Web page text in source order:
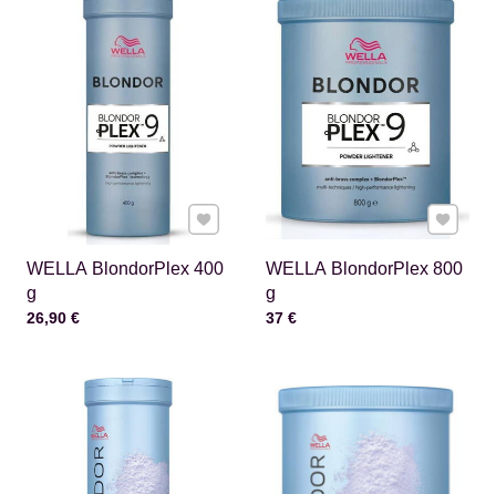
WELLA BlondorPlex 400
g
Cena s DPH
26,90 €
Pridať k Obľúbeným
WELLA BlondorPlex 800
g
Cena s DPH
37 €
Pridať